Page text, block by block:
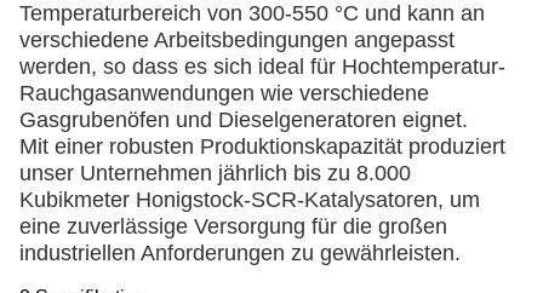
Temperaturbereich von 300-550 °C und kann an
verschiedene Arbeitsbedingungen angepasst
werden, so dass es sich ideal für Hochtemperatur-
Rauchgasanwendungen wie verschiedene
Gasgrubenöfen und Dieselgeneratoren eignet.
Mit einer robusten Produktionskapazität produziert
unser Unternehmen jährlich bis zu 8.000
Kubikmeter Honigstock-SCR-Katalysatoren, um
eine zuverlässige Versorgung für die großen
industriellen Anforderungen zu gewährleisten.